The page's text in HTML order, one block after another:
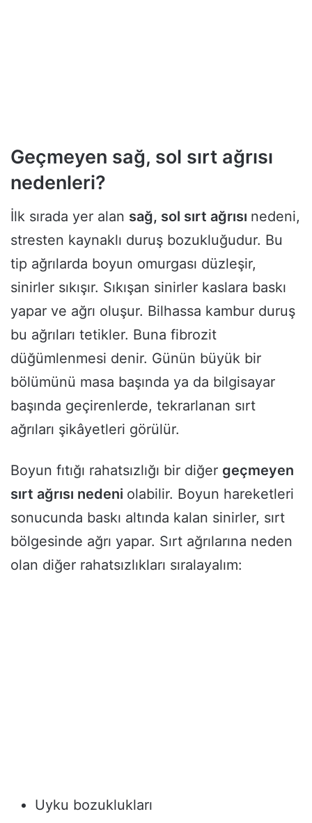
Geçmeyen sağ, sol sırt ağrısı
nedenleri?
İlk sırada yer alan sağ, sol sırt ağrısı nedeni,
stresten kaynaklı duruş bozukluğudur. Bu
tip ağrılarda boyun omurgası düzleşir,
sinirler sıkışır. Sıkışan sinirler kaslara baskı
yapar ve ağrı oluşur. Bilhassa kambur duruş
bu ağrıları tetikler. Buna fibrozit
düğümlenmesi denir. Günün büyük bir
bölümünü masa başında ya da bilgisayar
başında geçirenlerde, tekrarlanan sırt
ağrıları şikâyetleri görülür.
Boyun fıtığı rahatsızlığı bir diğer geçmeyen
sırt ağrısı nedeni olabilir. Boyun hareketleri
sonucunda baskı altında kalan sinirler, sırt
bölgesinde ağrı yapar. Sırt ağrılarına neden
olan diğer rahatsızlıkları sıralayalım:
Uyku bozuklukları